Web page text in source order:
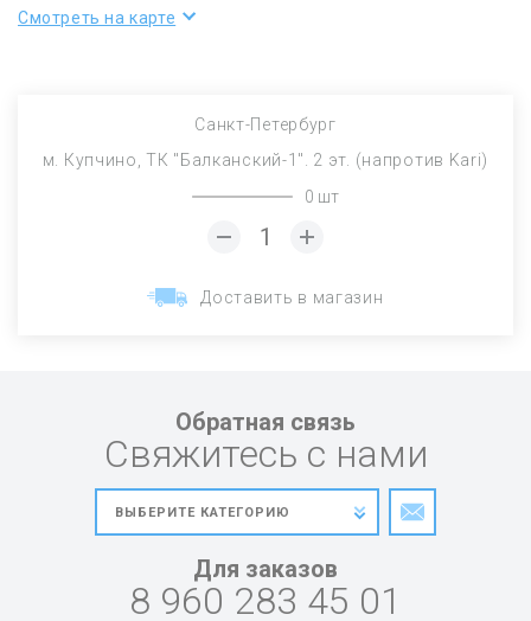
Смотреть на карте
Санкт-Петербург
м. Купчино, ТК "Балканский-1". 2 эт. (напротив Kari)
0 шт
Доставить в магазин
Обратная связь
Свяжитесь с нами
Для заказов
8 960 283 45 01